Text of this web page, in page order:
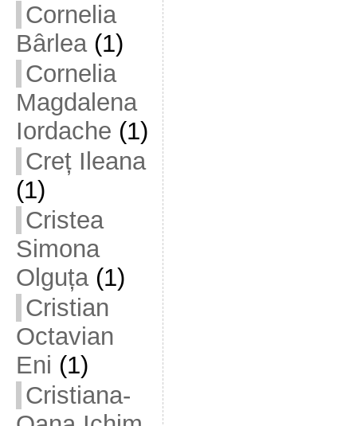
Cornelia
Bârlea(1)
Cornelia
Magdalena
Iordache (1)
Creț Ileana
(1)
Cristea
Simona
Olguța(1)
Cristian
Octavian
Eni (1)
Cristiana-